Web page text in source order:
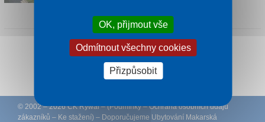
Sledujte CK Rywal na Facebooku
© 2002 – 2026 CK Rywal – (Podmínky–Ochrana osobních údajů
zákazníků – Ke stažení) – Doporučujeme Ubytování Makarská
OK, přijmout vše
Odmítnout všechny cookies
Přizpůsobit